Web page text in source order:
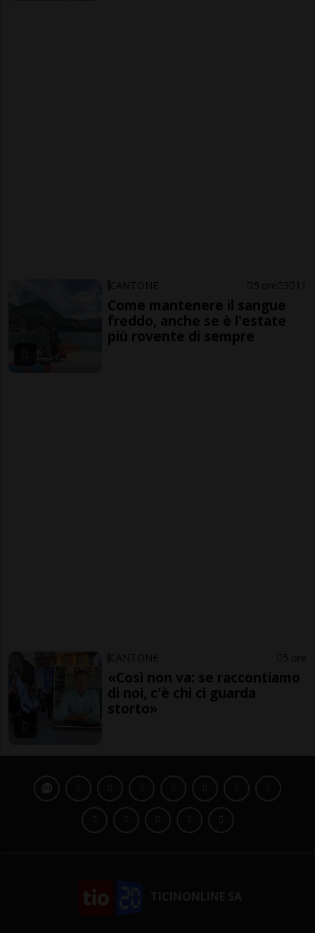
CANTONE 5 ore 3 11
Come mantenere il sangue
freddo, anche se è l'estate
più rovente di sempre
CANTONE 5 ore
«Così non va: se raccontiamo
di noi, c'è chi ci guarda
storto»